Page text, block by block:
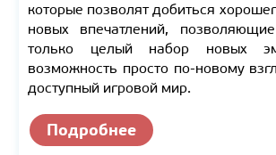
которые позволят добиться
новых впечатлений,
только целый набор новых
возможность просто по-новому
доступный игровой мир.
Подробнее